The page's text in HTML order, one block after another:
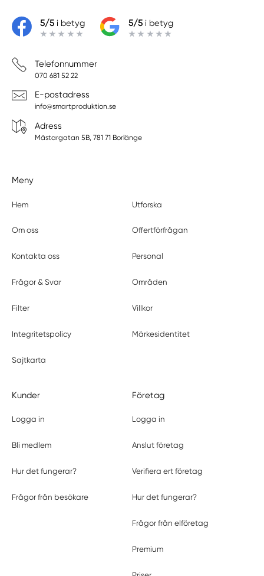
5/5i betyg 5/5i betyg
Telefonnummer
070 681 52 22
E-postadress
info@smartproduktion.se
Adress
Mästargatan 5B, 781 71 Borlänge
Meny
Hem Utforska
Om oss Offertförfrågan
Kontakta oss Personal
Frågor & Svar Områden
Filter Villkor
Integritetspolicy Märkesidentitet
Sajtkarta
Kunder
Logga in
Bli medlem
Hur det fungerar?
Frågor från besökare
Företag
Logga in
Anslut företag
Verifiera ert företag
Hur det fungerar?
Frågor från elföretag
Premium